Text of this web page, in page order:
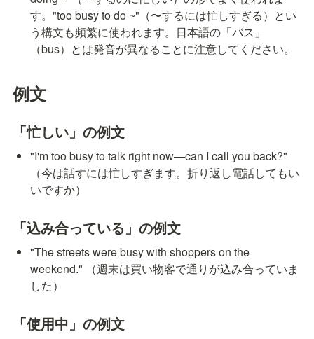
す。"too busy to do ~"（〜するには忙しすぎる）とい
う構文も頻繁に使われます。日本語の「バス」
（bus）とは発音が異なることに注意してください。
例文
「忙しい」の例文
"I'm too busy to talk right now—can I call you back?"
（今は話すには忙しすぎます。折り返し電話してもい
いですか）
「込み合っている」の例文
"The streets were busy with shoppers on the
weekend." （週末は買い物客で通りが込み合っていま
した）
「使用中」の例文